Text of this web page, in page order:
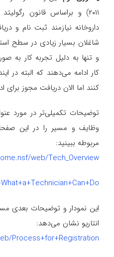
۲۰۱۱) و براساس قانون
داروخانه نیازمند ثبت نام و
شاغلان بسیار زیادی در سطح
و تنها به دلیل تجربه کار به
کار ادامه می‌دهند که البته در
کنند اما الان دریافت مجوز
توضیحات تکمیلی‌تر در مورد
وظایف و مسیر را در این
مربوطه ببینید:
web/Tech_Overview
این نمودار و توضیحات بعدی
انتاریو نشان می‌دهد:
Process+for+Registration